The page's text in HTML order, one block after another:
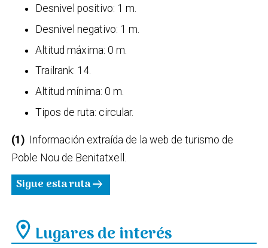
Desnivel positivo: 1 m.
Desnivel negativo: 1 m.
Altitud máxima: 0 m.
Trailrank: 14.
Altitud mínima: 0 m.
Tipos de ruta: circular.
(1) Información extraída de la web de turismo de
Poble Nou de Benitatxell.
Sigue esta rutaarrow_right_alt
location_on Lugares de interés